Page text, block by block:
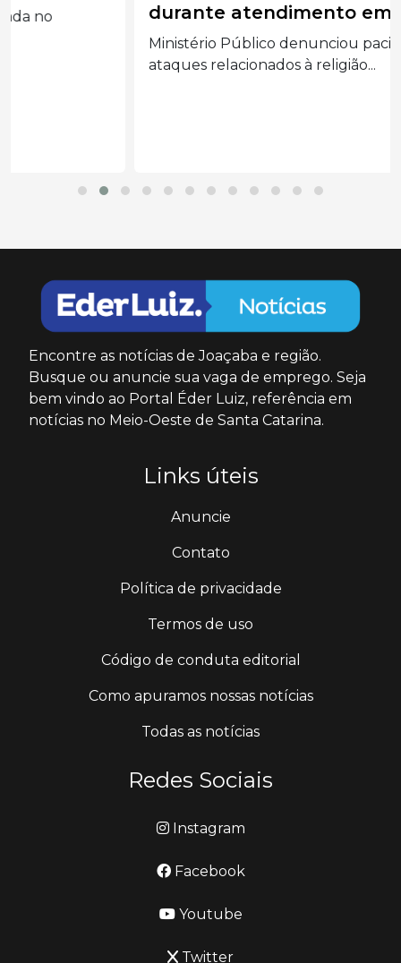
durante atendimento em UPA
Ministério Público denunciou paciente por
ataques relacionados à religião...
Encontre as notícias de Joaçaba e região.
Busque ou anuncie sua vaga de emprego. Seja
bem vindo ao Portal Éder Luiz, referência em
notícias no Meio-Oeste de Santa Catarina.
Links úteis
Anuncie
Contato
Política de privacidade
Termos de uso
Código de conduta editorial
Como apuramos nossas notícias
Todas as notícias
Redes Sociais
Instagram
Facebook
Youtube
Twitter